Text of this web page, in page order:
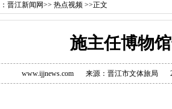
晋江新闻网>> 热点视频 >>正文
施主任博物
www.ijjnews.com 来源：晋江市文体旅局